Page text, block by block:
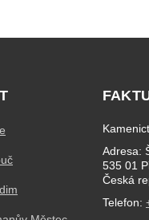
Adresa:
535 01
Česká
Telefon: